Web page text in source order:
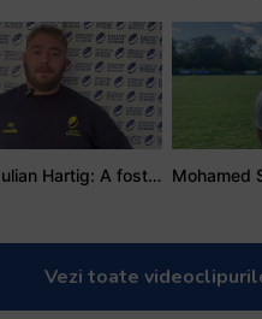
Stejarul Iulian Hartig: A fost un turneu care a unit mai mult echipa
Vezi toate